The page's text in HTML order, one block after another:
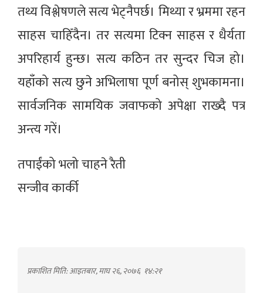
तथ्य विश्लेषणले सत्य भेट्नैपर्छ। मिथ्या र भ्रममा रहन
साहस चाहिँदैन। तर सत्यमा टिक्न साहस र धैर्यता
अपरिहार्य हुन्छ। सत्य कठिन तर सुन्दर चिज हो।
यहाँको सत्य छुने अभिलाषा पूर्ण बनोस् शुभकामना।
सार्वजनिक सामयिक जवाफको अपेक्षा राख्दै पत्र
अन्त्य गरें।
तपाईंको भलो चाहने रैती
सन्जीव कार्की
प्रकाशित मिति: आइतबार, माघ २६, २०७६ १४:२१